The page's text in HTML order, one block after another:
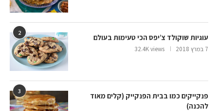
2
עוגיות שוקולד צ’יפס הכי טעימות בעולם
7 במרץ 2018 32.4K views
3
פנקייקים כמו בבית הפנקייק (קלים מאוד
להכנה)